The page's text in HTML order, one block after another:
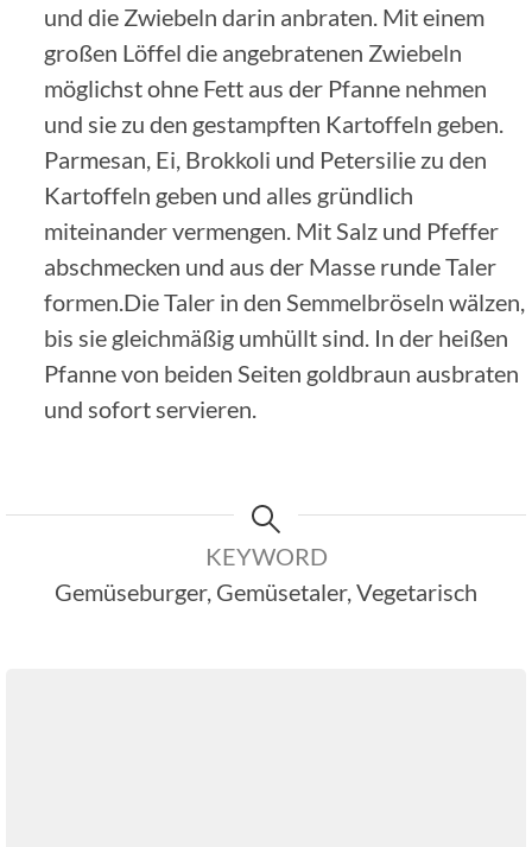
und die Zwiebeln darin anbraten. Mit einem
großen Löffel die angebratenen Zwiebeln
möglichst ohne Fett aus der Pfanne nehmen
und sie zu den gestampften Kartoffeln geben.
Parmesan, Ei, Brokkoli und Petersilie zu den
Kartoffeln geben und alles gründlich
miteinander vermengen. Mit Salz und Pfeffer
abschmecken und aus der Masse runde Taler
formen.Die Taler in den Semmelbröseln wälzen,
bis sie gleichmäßig umhüllt sind. In der heißen
Pfanne von beiden Seiten goldbraun ausbraten
und sofort servieren.
KEYWORD
Gemüseburger, Gemüsetaler, Vegetarisch